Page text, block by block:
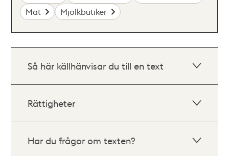
Mat
Mjölkbutiker
Så här källhänvisar du till en text
Rättigheter
Har du frågor om texten?